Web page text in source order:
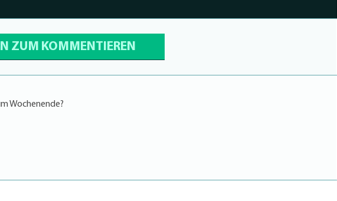
ZUM KOMMENTIEREN
Wochenende?